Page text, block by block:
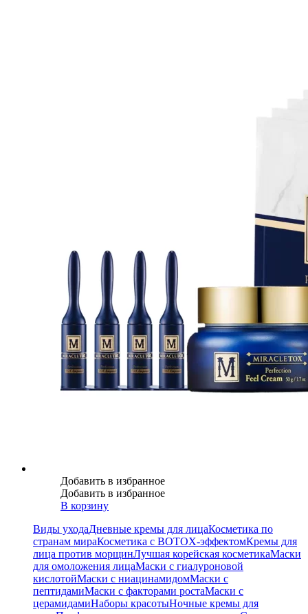
Добавить в избранное
Добавить в избранное
В корзину
Виды уходаДневные кремы для лицаКосметика по
странам мираКосметика с BOTOX-эффектомКремы для
лица против морщинЛучшая корейская косметикаМаски
для омоложения лицаМаски с гиалуроновой
кислотойМаски с ниацинамидомМаски с
пептидамиМаски с факторами ростаМаски с
церамидамиНаборы красотыНочные кремы для